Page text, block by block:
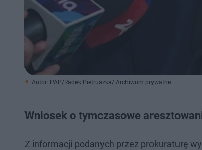
Autor: PAP/Radek Pietruszka/ Archiwum prywatne
Wniosek o tymczasowe
Z informacji podanych przez prokuraturę